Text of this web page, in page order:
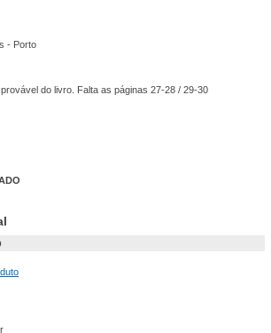
- Porto
do livro. Falta as páginas 27-28 / 29-30